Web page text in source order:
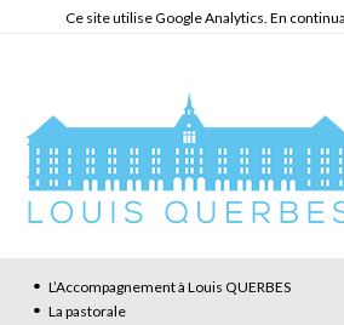
Ce site utilise Google Analytics. En
L’Accompagnement à Louis QUERBES
La pastorale